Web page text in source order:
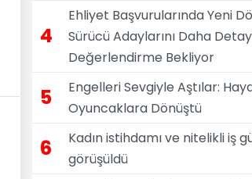
4
Ehliyet Başvurularında Yeni
Sürücü Adaylarını Daha
Değerlendirme Bekliyor
5
Engelleri Sevgiyle Aştılar:
Oyuncaklara Dönüştü
6
Kadın istihdamı ve nitelikli iş
görüşüldü